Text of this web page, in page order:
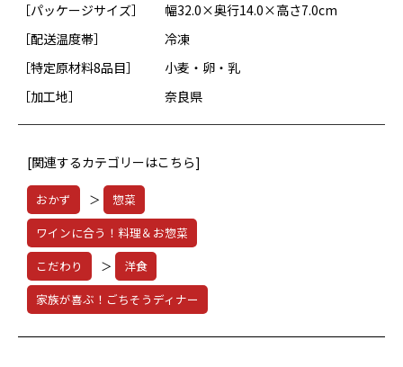
［パッケージサイズ］
幅32.0×奥行14.0×高さ7.0cm
［配送温度帯］
冷凍
［特定原材料8品目］
小麦・卵・乳
［加工地］
奈良県
[関連するカテゴリーはこちら]
おかず ＞
惣菜
ワインに合う！料理＆お惣菜
こだわり
＞
洋食
家族が喜ぶ！ごちそうディナー